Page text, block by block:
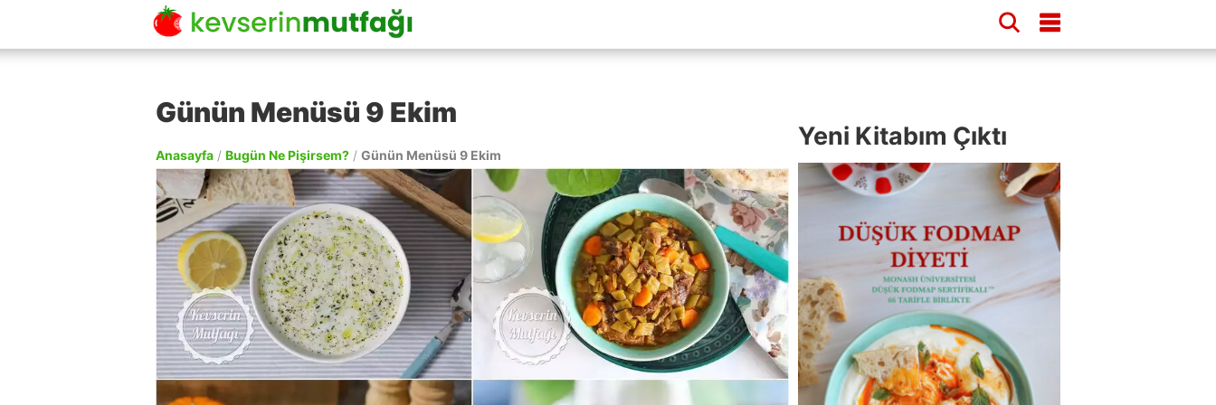
Günün Menüsü 9 Ekim
Anasayfa / Bugün Ne Pişirsem? / Günün Menüsü 9 Ekim
Yeni Kitabım Çıktı